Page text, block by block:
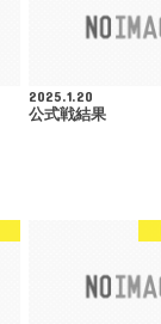
2025.1.20
公式戦結果